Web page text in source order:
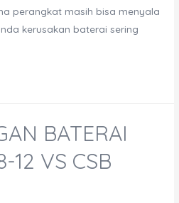
perangkat masih bisa menyala
kerusakan baterai sering
BATERAI
12 VS CSB